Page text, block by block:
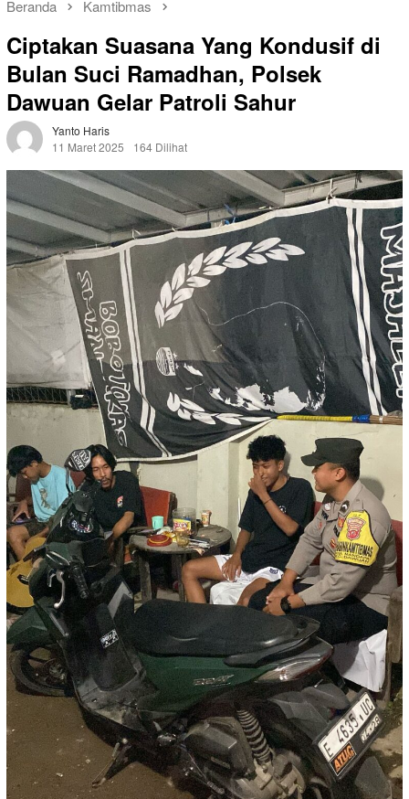
Beranda Kamtibmas
Ciptakan Suasana Yang Kondusif di
Bulan Suci Ramadhan, Polsek
Dawuan Gelar Patroli Sahur
Yanto Haris
11 Maret 2025
164 Dilihat